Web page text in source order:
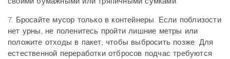
7. Бросайте мусор только в контейнеры. Если поблизости
нет урны, не поленитесь пройти лишние метры или
положите отходы в пакет, чтобы выбросить позже. Для
естественной переработки отбросов подчас требуются